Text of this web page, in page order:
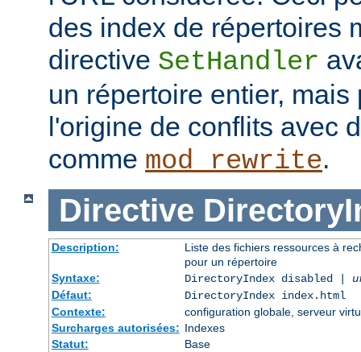
des index de répertoires
directive SetHandler
un répertoire entier,
l'origine de conflits avec
comme mod_rewrite.
Directive
Description:
Liste des fichiers ressources à
pour un répertoire
Syntaxe:
DirectoryIndex disabled |
Défaut:
DirectoryIndex index.html
Contexte:
configuration globale, serveur
Surcharges autorisées: Indexes
Statut:
Base